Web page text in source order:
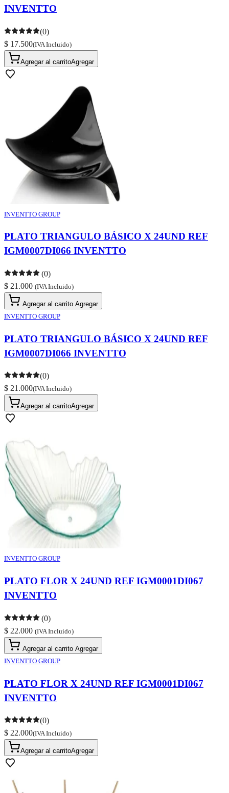
INVENTTO
(0)
$ 17.500(IVA Incluido)
Agregar al carritoAgregar
INVENTTO GROUP
PLATO TRIANGULO BÁSICO X 24UND REF
IGM0007DI066 INVENTTO
(0)
$ 21.000 (IVA Incluido)
Agregar al carrito Agregar
INVENTTO GROUP
PLATO TRIANGULO BÁSICO X 24UND REF
IGM0007DI066 INVENTTO
(0)
$ 21.000(IVA Incluido)
Agregar al carritoAgregar
INVENTTO GROUP
PLATO FLOR X 24UND REF IGM0001DI067
INVENTTO
(0)
$ 22.000 (IVA Incluido)
Agregar al carrito Agregar
INVENTTO GROUP
PLATO FLOR X 24UND REF IGM0001DI067
INVENTTO
(0)
$ 22.000(IVA Incluido)
Agregar al carritoAgregar